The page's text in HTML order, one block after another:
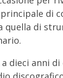
principale di
quella di
a dieci anni